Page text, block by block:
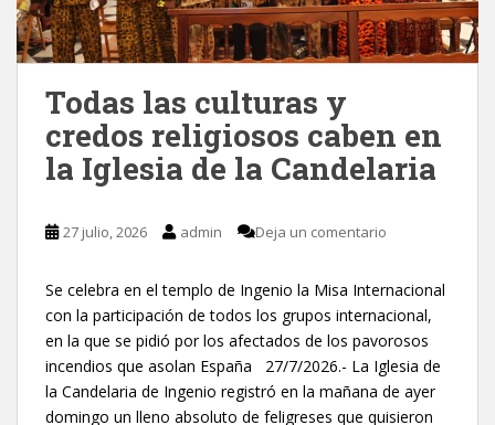
Todas las culturas y
credos religiosos caben en
la Iglesia de la Candelaria
27 julio, 2026 admin Deja un comentario
Se celebra en el templo de Ingenio la Misa Internacional
con la participación de todos los grupos internacional,
en la que se pidió por los afectados de los pavorosos
incendios que asolan España 27/7/2026.- La Iglesia de
la Candelaria de Ingenio registró en la mañana de ayer
domingo un lleno absoluto de feligreses que quisieron